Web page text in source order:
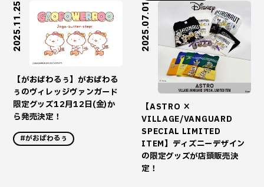
2025.11.25
【がおぱわるぅ】がおぱわる
ぅのヴィレッジヴァンガード
限定グッズ12月12日(金)か
ら発売決定！
#がおぱわるぅ
2025.07.01
【ASTRO ×
VILLAGE/VANGUARD
SPECIAL LIMITED
ITEM】ディズニーデザイン
の限定グッズが店頭販売決
定！